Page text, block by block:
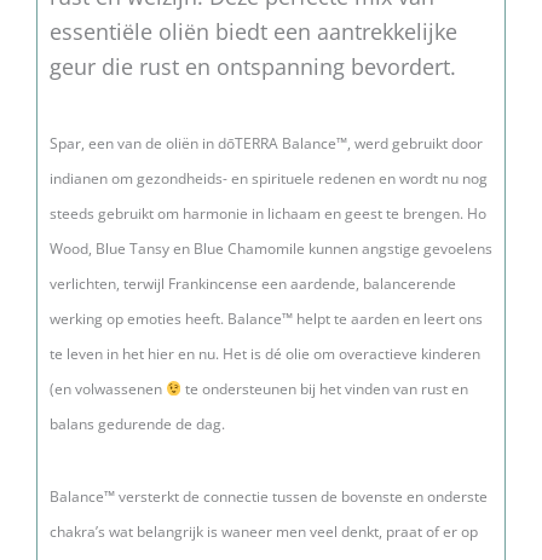
essentiële oliën biedt een aantrekkelijke
geur die rust en ontspanning bevordert.
Spar, een van de oliën in dōTERRA Balance™, werd gebruikt door
indianen om gezondheids- en spirituele redenen en wordt nu nog
steeds gebruikt om harmonie in lichaam en geest te brengen. Ho
Wood, Blue Tansy en Blue Chamomile kunnen angstige gevoelens
verlichten, terwijl Frankincense een aardende, balancerende
werking op emoties heeft. Balance™ helpt te aarden en leert ons
te leven in het hier en nu. Het is dé olie om overactieve kinderen
(en volwassenen
te ondersteunen bij het vinden van rust en
balans gedurende de dag.
Balance™ versterkt de connectie tussen de bovenste en onderste
chakra’s wat belangrijk is waneer men veel denkt, praat of er op